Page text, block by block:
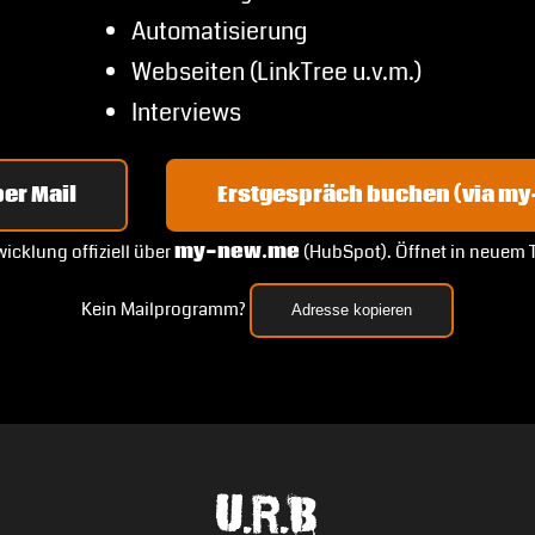
Automatisierung
Webseiten (LinkTree u.v.m.)
Interviews
Mail Erstgespräch buchen (via
offiziell übermy-new.me(HubSpot). Öffnet in neuem
Kein Mailprogramm? Adresse kopieren